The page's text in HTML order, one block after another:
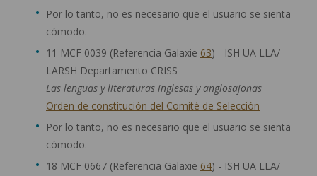
Por lo tanto, no es necesario que el usuario se sienta
cómodo.
11 MCF 0039 (Referencia Galaxie 63) - ISH UA LLA/
LARSH Departamento CRISS
Las lenguas y literaturas inglesas y anglosajonas
Orden de constitución del Comité de Selección
Por lo tanto, no es necesario que el usuario se sienta
cómodo.
18 MCF 0667 (Referencia Galaxie 64) - ISH UA LLA/